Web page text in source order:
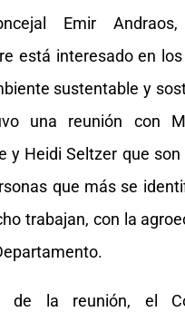
Emir Andraos,
está interesado en
sustentable y
una reunión con
y Heidi Seltzer que son
que más se
trabajan, con la
de la reunión, el